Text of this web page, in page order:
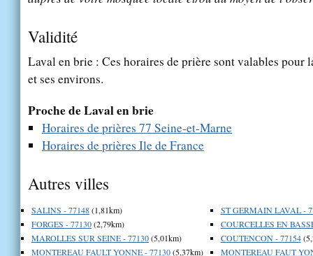
Validité
Laval en brie : Ces horaires de prière sont valables pour
et ses environs.
Proche de Laval en brie
Horaires de prières 77 Seine-et-Marne
Horaires de prières Ile de France
Autres villes
SALINS - 77148(1,81km)
FORGES - 77130(2,79km)
MAROLLES SUR SEINE - 77130(5,01km)
MONTEREAU FAULT YONNE - 77130(5,37km)
ST GERMAIN LAVAL -
COURCELLES EN
COUTENCON - 77154
MONTEREAU FAUT